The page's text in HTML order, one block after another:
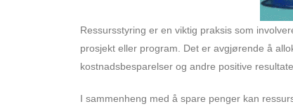
Ressursstyring er en viktig praksis som
prosjekt eller program. Det er avgjørende å
kostnadsbesparelser og andre positive
I sammenheng med å spare penger kan